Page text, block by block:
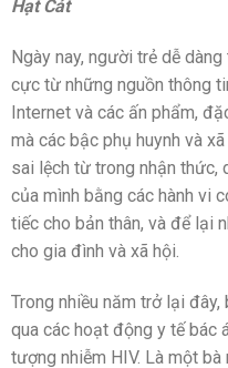
Hạt Cát
Ngày nay, người trẻ dễ
cực từ những nguồn thông
Internet và các ấn phẩm,
mà các bậc phụ huynh và
sai lệch từ trong nhận thức,
của mình bằng các hành vi
tiếc cho bản thân, và để lại
cho gia đình và xã hội.
Trong nhiều năm trở lại
qua các hoạt động y tế bác
tượng nhiễm HIV. Là một